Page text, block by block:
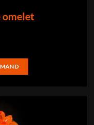
omelet